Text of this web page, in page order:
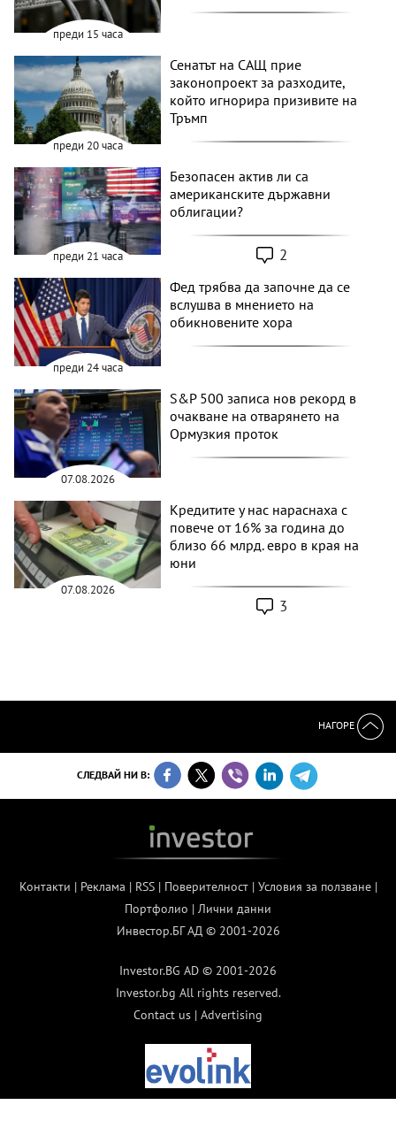
преди 15 часа
преди 20 часа
Сенатът на САЩ прие
законопроект за разходите,
който игнорира призивите на
Тръмп
преди 21 часа
Безопасен актив ли са
американските държавни
облигации?
2
преди 24 часа
Фед трябва да започне да се
вслушва в мнението на
обикновените хора
07.08.2026
S&P 500 записа нов рекорд в
очакване на отварянето на
Ормузкия проток
07.08.2026
Кредитите у нас нараснаха с
повече от 16% за година до
близо 66 млрд. евро в края на
юни
3
НАГОРЕ
СЛЕДВАЙ НИ В:
Контакти | Реклама | RSS| Поверителност| Условия за ползване|
Портфолио | Лични данни
Инвестор.БГ АД © 2001-2026
Investor.BG AD © 2001-2026
Investor.bg All rights reserved.
Contact us | Advertising